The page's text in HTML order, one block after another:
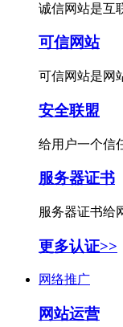
诚信网站是互
可信网站
可信网站是网
安全联盟
给用户一个信
服务器证书
服务器证书给
更多认证>>
网络推广
网站运营